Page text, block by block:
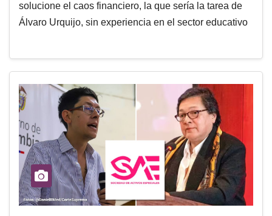
solucione el caos financiero, la que sería la tarea de
Álvaro Urquijo, sin experiencia en el sector educativo